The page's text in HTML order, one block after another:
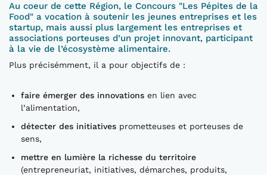
Au coeur de cette Région, le Concours "Les Pépites de la
Food" a vocation à soutenir les jeunes entreprises et les
startup, mais aussi plus largement les entreprises et
associations porteuses d’un projet innovant, participant
à la vie de l’écosystème alimentaire.
Plus précisémment, il a pour objectifs de :
faire émerger des innovations en lien avec
l’alimentation,
détecter des initiatives prometteuses et porteuses de
sens,
mettre en lumière la richesse du territoire
(entrepreneuriat, initiatives, démarches, produits,